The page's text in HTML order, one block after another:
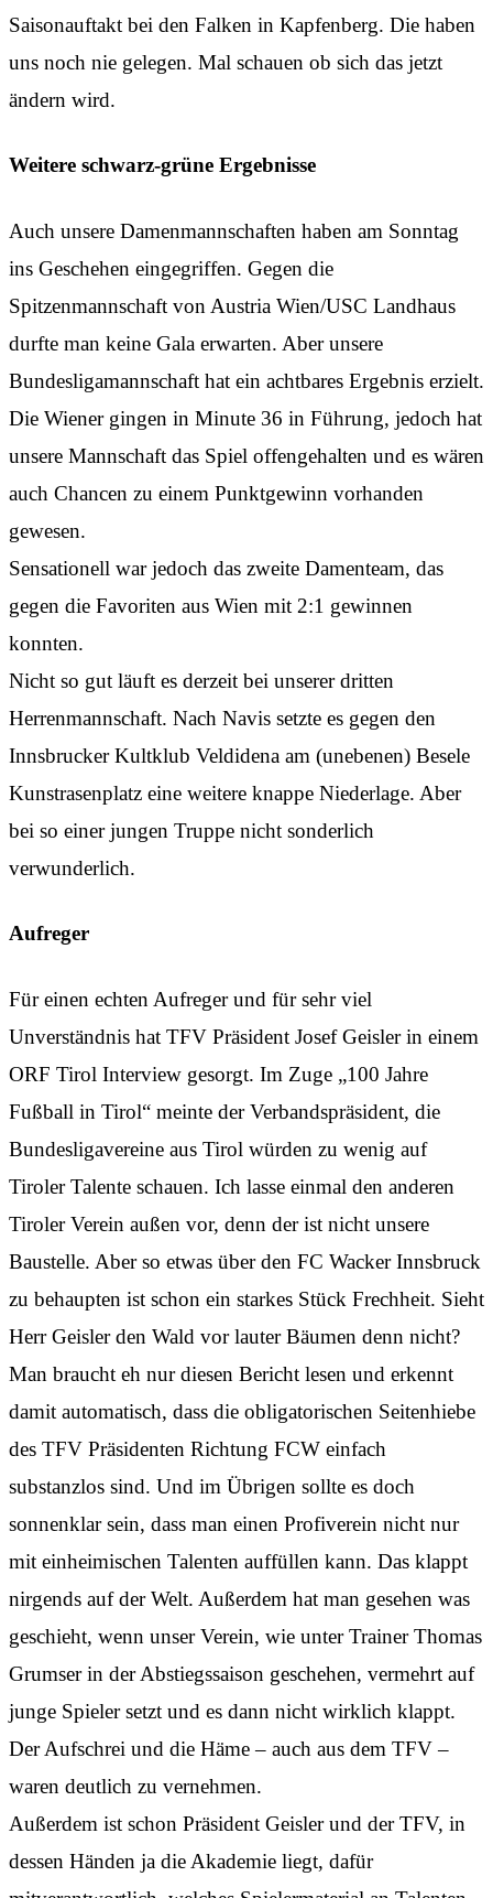
Saisonauftakt bei den Falken in Kapfenberg. Die haben
uns noch nie gelegen. Mal schauen ob sich das jetzt
ändern wird.
Weitere schwarz-grüne Ergebnisse
Auch unsere Damenmannschaften haben am Sonntag
ins Geschehen eingegriffen. Gegen die
Spitzenmannschaft von Austria Wien/USC Landhaus
durfte man keine Gala erwarten. Aber unsere
Bundesligamannschaft hat ein achtbares Ergebnis erzielt.
Die Wiener gingen in Minute 36 in Führung, jedoch hat
unsere Mannschaft das Spiel offengehalten und es wären
auch Chancen zu einem Punktgewinn vorhanden
gewesen.
Sensationell war jedoch das zweite Damenteam, das
gegen die Favoriten aus Wien mit 2:1 gewinnen
konnten.
Nicht so gut läuft es derzeit bei unserer dritten
Herrenmannschaft. Nach Navis setzte es gegen den
Innsbrucker Kultklub Veldidena am (unebenen) Besele
Kunstrasenplatz eine weitere knappe Niederlage. Aber
bei so einer jungen Truppe nicht sonderlich
verwunderlich.
Aufreger
Für einen echten Aufreger und für sehr viel
Unverständnis hat TFV Präsident Josef Geisler in einem
ORF Tirol Interview gesorgt. Im Zuge „100 Jahre
Fußball in Tirol“ meinte der Verbandspräsident, die
Bundesligavereine aus Tirol würden zu wenig auf
Tiroler Talente schauen. Ich lasse einmal den anderen
Tiroler Verein außen vor, denn der ist nicht unsere
Baustelle. Aber so etwas über den FC Wacker Innsbruck
zu behaupten ist schon ein starkes Stück Frechheit. Sieht
Herr Geisler den Wald vor lauter Bäumen denn nicht?
Man braucht eh nur diesen Bericht lesen und erkennt
damit automatisch, dass die obligatorischen Seitenhiebe
des TFV Präsidenten Richtung FCW einfach
substanzlos sind. Und im Übrigen sollte es doch
sonnenklar sein, dass man einen Profiverein nicht nur
mit einheimischen Talenten auffüllen kann. Das klappt
nirgends auf der Welt. Außerdem hat man gesehen was
geschieht, wenn unser Verein, wie unter Trainer Thomas
Grumser in der Abstiegssaison geschehen, vermehrt auf
junge Spieler setzt und es dann nicht wirklich klappt.
Der Aufschrei und die Häme – auch aus dem TFV –
waren deutlich zu vernehmen.
Außerdem ist schon Präsident Geisler und der TFV, in
dessen Händen ja die Akademie liegt, dafür